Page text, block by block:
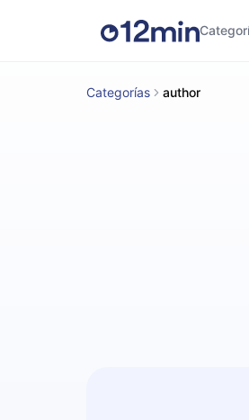
Categorías author